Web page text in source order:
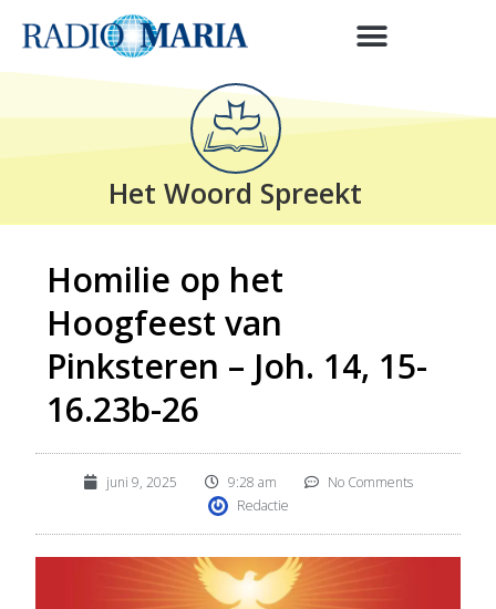
Het Woord Spreekt
Homilie op het
Hoogfeest van
Pinksteren – Joh. 14, 15-
16.23b-26
juni 9, 2025 9:28 am
No Comments
Redactie